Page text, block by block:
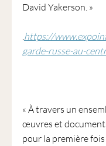
David Yakerson. »
https://
garde-russe-au-
« À travers un
œuvres et
pour la première